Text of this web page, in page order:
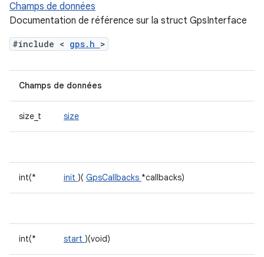
Champs de données
Documentation de référence sur la struct GpsInterface
#include < gps.h >
Champs de données
size_t size
int(* init )( GpsCallbacks *callbacks)
int(* start )(void)